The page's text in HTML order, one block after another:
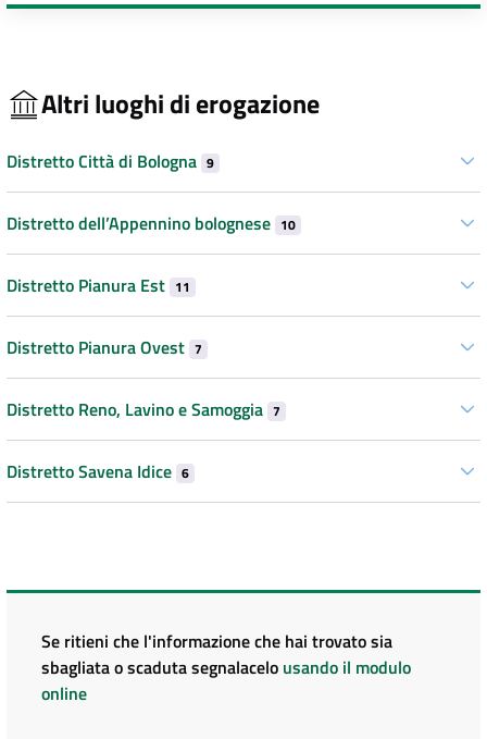
Altri luoghi di erogazione
Distretto Città di Bologna 9
Distretto dell’Appennino bolognese 10
Distretto Pianura Est 11
Distretto Pianura Ovest 7
Distretto Reno, Lavino e Samoggia 7
Distretto Savena Idice 6
Se ritieni che l'informazione che hai trovato sia
sbagliata o scaduta segnalacelo usando il modulo
online